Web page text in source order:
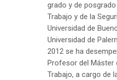
grado y de
Trabajo y de la
Universidad de
Universidad de
2012 se ha
Profesor del Máster
Trabajo, a cargo de